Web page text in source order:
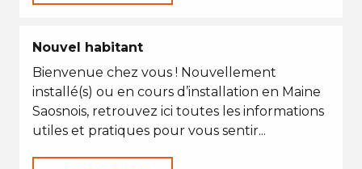
Nouvel habitant
Bienvenue chez vous ! Nouvellement
installé(s) ou en cours d’installation en Maine
Saosnois, retrouvez ici toutes les informations
utiles et pratiques pour vous sentir...